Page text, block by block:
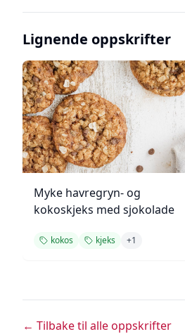
Lignende oppskrifter
Myke havregryn- og
kokoskjeks med sjokolade
kokos kjeks +1
← Tilbake til alle oppskrifter